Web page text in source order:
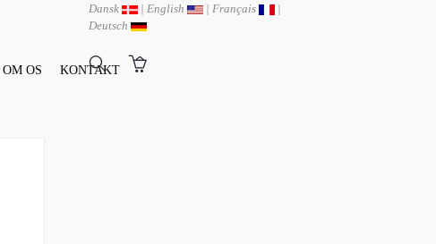
OM OS KONTAKT
Dansk | English | Français
|
Deutsch